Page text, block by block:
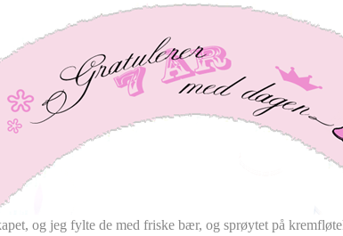
og jeg fylte de med friske bær, og sprøytet på